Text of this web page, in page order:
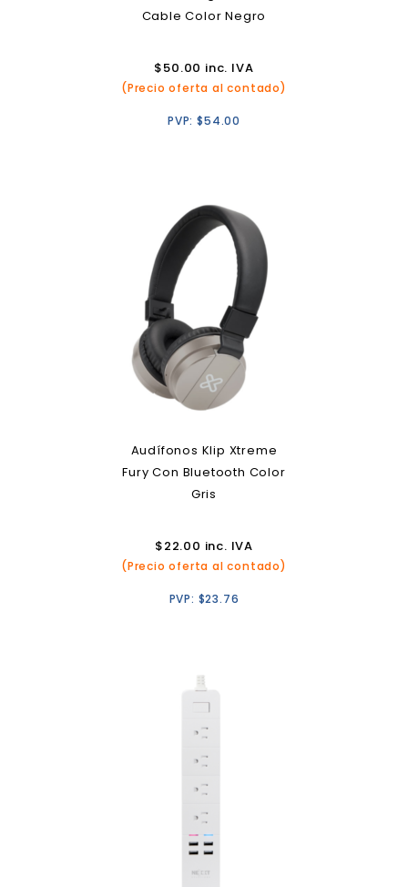
Cable Color Negro
$50.00 inc. IVA
(Precio oferta al contado)
PVP:$54.00
Audífonos Klip Xtreme
Fury Con Bluetooth Color
Gris
$22.00 inc. IVA
(Precio oferta al contado)
PVP: $23.76